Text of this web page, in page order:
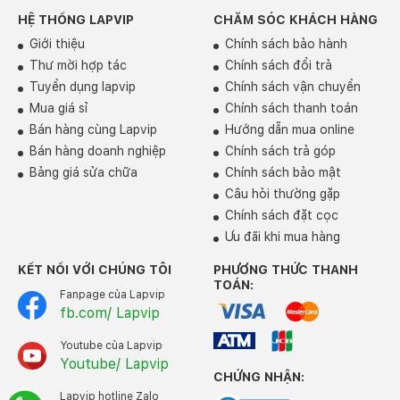
Điểm thay đổi duy nhất trên màn hình phải kể đến sự
cải tiến màn hình ProMotion một chút, tăng độ sáng tối
đa cho nội dung SDR từ 500 nit lên 600 nit tăng
khoảng 20% so với người tiền nhiệm. Độ sáng HDR
cũng tương đương với phiên bản M2 Max, đạt độ sáng
1.546 nits khi hiển thị nội dung HDR trên 10% màn hình
và 1.123 nits cho 100% màn hình.
HỆ THỐNG LAPVIP
Giới thiệu
Thư mời hợp tác
Tuyển dụng lapvip
Mua giá sỉ
Bán hàng cùng Lapvip
Bán hàng doanh nghiệp
Bảng giá sửa chữa
CHĂM SÓC KHÁCH HÀNG
Chính sách bảo hành
Chính sách đổi trả
Chính sách vận chuyển
Chính sách thanh toán
Hướng dẫn mua online
Chính sách trả góp
Chính sách bảo mật
Câu hỏi thường gặp
Chính sách đặt cọc
Ưu đãi khi mua hàng
KẾT NỐI VỚI CHÚNG TÔI
Fanpage của Lapvip
fb.com/ Lapvip
Youtube của Lapvip
Youtube/ Lapvip
Lapvip hotline Zalo
PHƯƠNG THỨC THANH
TOÁN:
CHỨNG NHẬN: